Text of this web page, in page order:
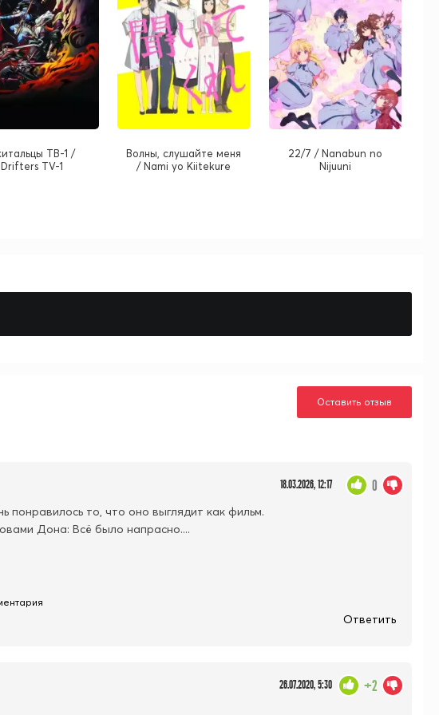
ТВ-1 /
Drifters TV-1
Волны, слушайте меня
/ Nami yo Kiitekure
22/7 / Nanabun no
Nijuuni
Оставить отзыв
18.03.2026, 12:17
понравилось то, что оно выглядит как фильм.
Дона: Всё было напрасно....
0
Ответить
26.07.2020, 5:30 +2